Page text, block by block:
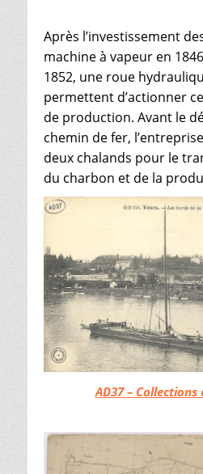
Après l’investissement
machine à vapeur en
1852, une roue
permettent d’actionner
de production. Avant le
chemin de fer,
deux chalands pour le
du charbon et de la
AD37 – Collections